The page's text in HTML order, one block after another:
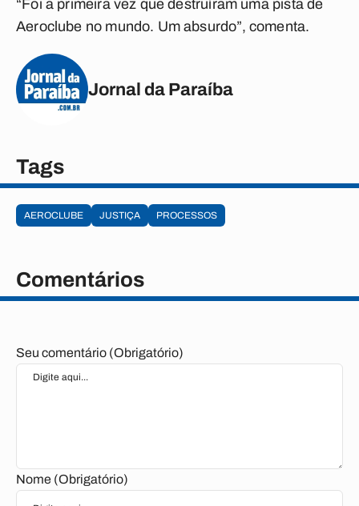
“Foi a primeira vez que destruíram uma pista de
Aeroclube no mundo. Um absurdo”, comenta.
Jornal da Paraíba
Tags
AEROCLUBE JUSTIÇA PROCESSOS
Comentários
Seu comentário (Obrigatório)
Nome (Obrigatório)